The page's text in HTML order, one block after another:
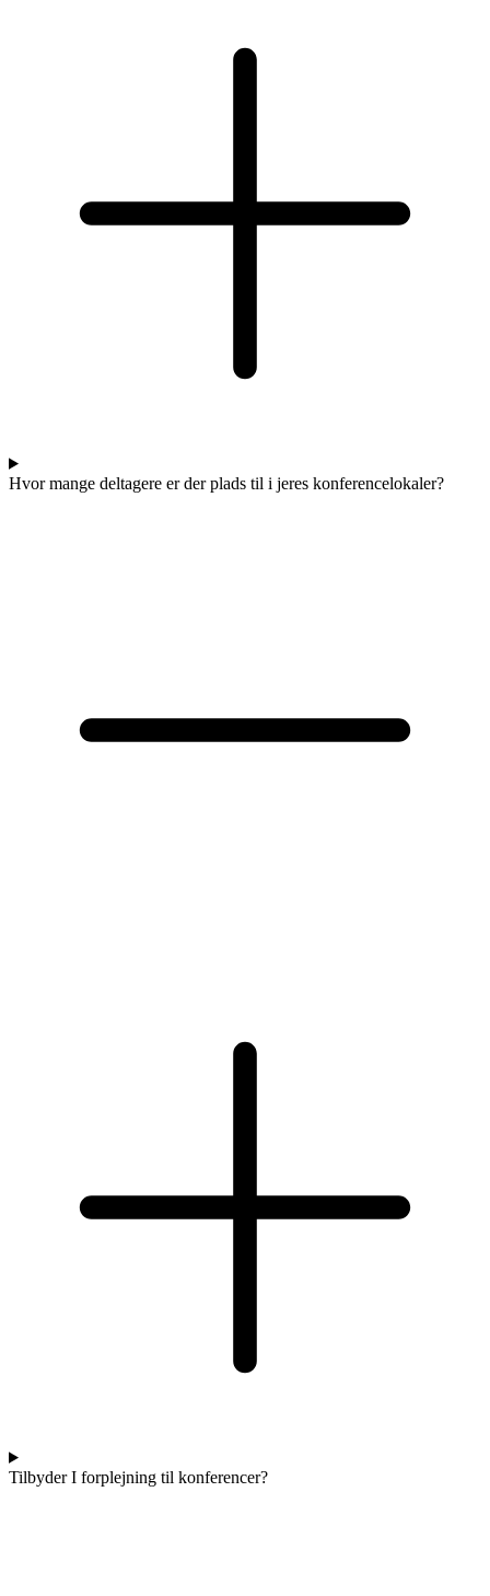
Hvor mange deltagere er der plads til i jeres konferencelokaler?
Tilbyder I forplejning til konferencer?